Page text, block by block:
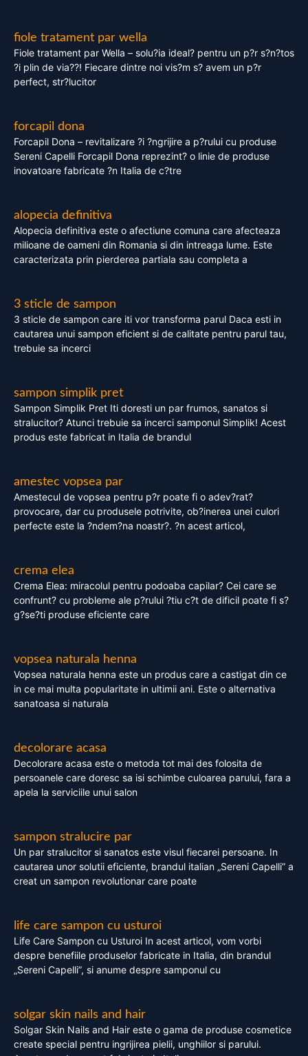
fiole tratament par wella
Fiole tratament par Wella – solu?ia ideal? pentru un p?r s?n?tos
?i plin de via??! Fiecare dintre noi vis?m s? avem un p?r
perfect, str?lucitor
forcapil dona
Forcapil Dona – revitalizare ?i ?ngrijire a p?rului cu produse
Sereni Capelli Forcapil Dona reprezint? o linie de produse
inovatoare fabricate ?n Italia de c?tre
alopecia definitiva
Alopecia definitiva este o afectiune comuna care afecteaza
milioane de oameni din Romania si din intreaga lume. Este
caracterizata prin pierderea partiala sau completa a
3 sticle de sampon
3 sticle de sampon care iti vor transforma parul Daca esti in
cautarea unui sampon eficient si de calitate pentru parul tau,
trebuie sa incerci
sampon simplik pret
Sampon Simplik Pret Iti doresti un par frumos, sanatos si
stralucitor? Atunci trebuie sa incerci samponul Simplik! Acest
produs este fabricat in Italia de brandul
amestec vopsea par
Amestecul de vopsea pentru p?r poate fi o adev?rat?
provocare, dar cu produsele potrivite, ob?inerea unei culori
perfecte este la ?ndem?na noastr?. ?n acest articol,
crema elea
Crema Elea: miracolul pentru podoaba capilar? Cei care se
confrunt? cu probleme ale p?rului ?tiu c?t de dificil poate fi s?
g?se?ti produse eficiente care
vopsea naturala henna
Vopsea naturala henna este un produs care a castigat din ce
in ce mai multa popularitate in ultimii ani. Este o alternativa
sanatoasa si naturala
decolorare acasa
Decolorare acasa este o metoda tot mai des folosita de
persoanele care doresc sa isi schimbe culoarea parului, fara a
apela la serviciile unui salon
sampon stralucire par
Un par stralucitor si sanatos este visul fiecarei persoane. In
cautarea unor solutii eficiente, brandul italian „Sereni Capelli” a
creat un sampon revolutionar care poate
life care sampon cu usturoi
Life Care Sampon cu Usturoi In acest articol, vom vorbi
despre benefiile produselor fabricate in Italia, din brandul
„Sereni Capelli”, si anume despre samponul cu
solgar skin nails and hair
Solgar Skin Nails and Hair este o gama de produse cosmetice
create special pentru ingrijirea pielii, unghiilor si parului.